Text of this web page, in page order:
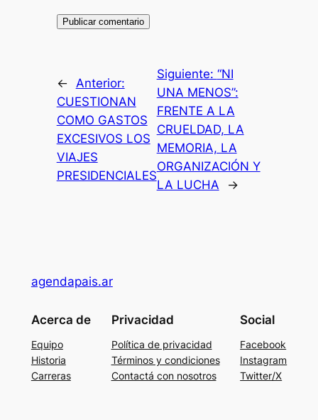
←
Anterior:
CUESTIONAN
COMO GASTOS
EXCESIVOS LOS
VIAJES
PRESIDENCIALES
Siguiente: “NI
UNA MENOS”:
FRENTE A LA
CRUELDAD, LA
MEMORIA, LA
ORGANIZACIÓN Y
LA LUCHA
→
agendapais.ar
Acerca de
Equipo
Historia
Carreras
Privacidad
Política de privacidad
Términos y condiciones
Contactá con nosotros
Social
Facebook
Instagram
Twitter/X